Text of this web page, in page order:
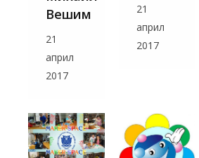
Вешим
21
април
2017
21
април
2017